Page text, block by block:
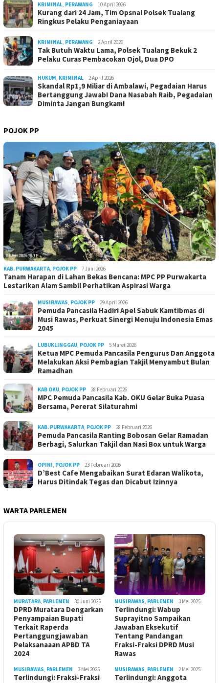
KRIMINAL, PERAWANG 10 April 2026
Kurang dari 24 Jam, Tim Opsnal Polsek Tualang
Ringkus Pelaku Penganiayaan
KRIMINAL, PERAWANG 2 April 2026
Tak Butuh Waktu Lama, Polsek Tualang Bekuk 2
Pelaku Curas Pembacokan Ojol, Dua DPO
HUKUM, KRIMINAL 2 April 2026
Skandal Rp1,9 Miliar di Ambalawi, Pegadaian Harus
Bertanggung Jawab! Dana Nasabah Raib, Pegadaian
Diminta Jangan Bungkam!
POJOK PP
KAB. PURWAKARTA, POJOK PP 7 Juni 2026
Tanam Harapan di Lahan Bekas Bencana: MPC PP Purwakarta
Lestarikan Alam Sambil Perhatikan Aspirasi Warga
MUSIRAWAS, POJOK PP 29 April 2026
Pemuda Pancasila Hadiri Apel Sabuk Kamtibmas di
Musi Rawas, Perkuat Sinergi Menuju Indonesia Emas
2045
LUBUKLINGGAU, POJOK PP 5 Maret 2026
Ketua MPC Pemuda Pancasila Pengurus Dan Anggota
Melakukan Aksi Pembagian Takjil Menyambut Bulan
Ramadhan
KAB OKU, POJOK PP 28 Februari 2026
MPC Pemuda Pancasila Kab. OKU Gelar Buka Puasa
Bersama, Pererat Silaturahmi
KAB. PURWAKARTA, POJOK PP 28 Februari 2026
Pemuda Pancasila Ranting Bobosan Gelar Ramadan
Berbagi, Salurkan Takjil dan Nasi Box untuk Warga
OPINI, POJOK PP 23 Februari 2026
D’Best Cafe Mengabaikan Surat Edaran Walikota,
Harus Ditindak Tegas dan Dicabut Izinnya
WARTA PARLEMEN
MURATARA, PARLEMEN 30 Juni 2025
DPRD Muratara Dengarkan
Penyampaian Bupati
Terkait Raperda
Pertanggungjawaban
Pelaksanaaan APBD TA
2024
MUSIRAWAS, PARLEMEN 3 Mei 2025
Terlindungi: Wabup
Suprayitno Sampaikan
Jawaban Eksekutif
Tentang Pandangan
Fraksi-Fraksi DPRD Musi
Rawas
MUSIRAWAS, PARLEMEN 3 Mei 2025
Terlindungi: Fraksi-Fraksi
MUSIRAWAS, PARLEMEN 2 Mei 2025
Terlindungi: Anggota